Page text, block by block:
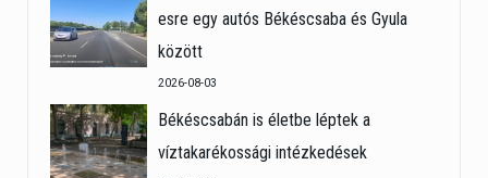
esre egy autós Békéscsaba és Gyula
között
2026-08-03
Békéscsabán is életbe léptek a
víztakarékossági intézkedések